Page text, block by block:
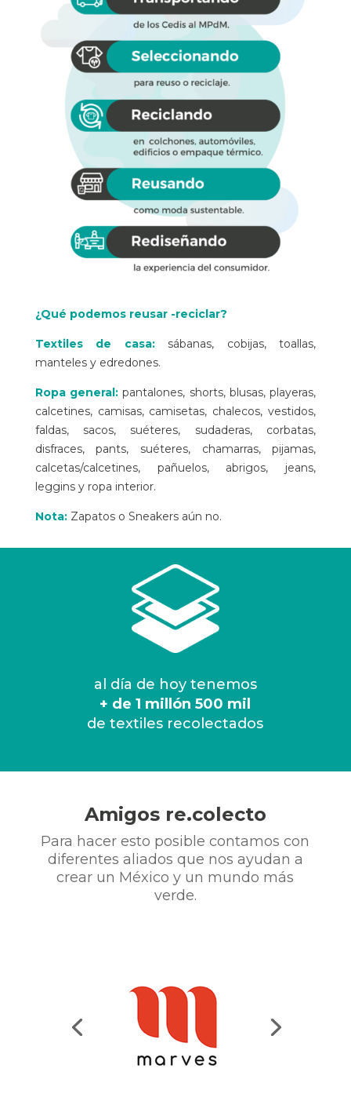
¿Qué podemos reusar -reciclar?
Textiles de casa:sábanas, cobijas, toallas,
manteles y edredones.
Ropa general: pantalones, shorts, blusas, playeras,
calcetines, camisas, camisetas, chalecos, vestidos,
faldas, sacos, suéteres, sudaderas, corbatas,
disfraces, pants, suéteres, chamarras, pijamas,
calcetas/calcetines, pañuelos, abrigos, jeans,
leggins y ropa interior.
Nota:Zapatos o Sneakers aún no.
al día de hoy tenemos
+ de 1 millón 500 mil
de textiles recolectados
Amigos re.colecto
Para hacer esto posible contamos con
diferentes aliados que nos ayudan a
crear un México y un mundo más
verde.